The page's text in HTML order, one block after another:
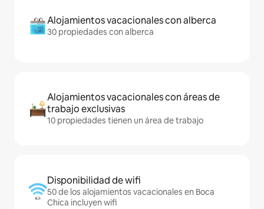
Alojamientos vacacionales con alberca
30 propiedades con alberca
Alojamientos vacacionales con áreas de
trabajo exclusivas
10 propiedades tienen un área de trabajo
Disponibilidad de wifi
50 de los alojamientos vacacionales en Boca
Chica incluyen wifi